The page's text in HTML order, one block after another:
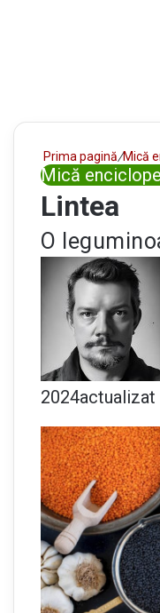
Prima pagină/Mică
Mică
Lintea
O
2024actualizat